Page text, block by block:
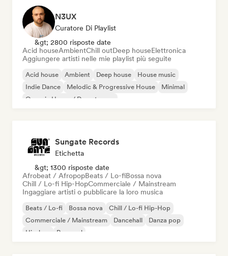
N3UX
Curatore Di Playlist
&gt; 2800 risposte date
Acid houseAmbientChill outDeep houseElettronica
Aggiungere artisti nelle mie playlist più seguite
Acid house Ambient Deep house
House music
Indie Dance
Melodic & Progressive House
Minimal
Organic House / Downtempo
Sungate Records
Etichetta
&gt; 1300 risposte date
Afrobeat / AfropopBeats / Lo-fiBossa nova
Chill / Lo-fi Hip-HopCommerciale / Mainstream
Ingaggiare artisti o pubblicare la loro musica
Beats / Lo-fi Bossa nova
Chill / Lo-fi Hip-Hop
Commerciale / Mainstream
Dancehall
Danza pop
Hip-hop
Pop soul